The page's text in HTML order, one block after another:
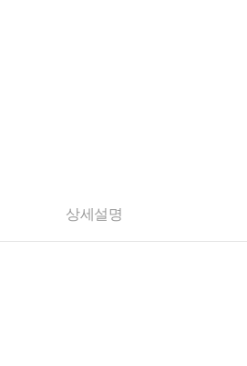
상세설명